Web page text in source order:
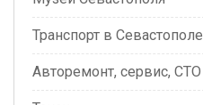
Транспорт в Севастополе
Авторемонт, сервис, СТО